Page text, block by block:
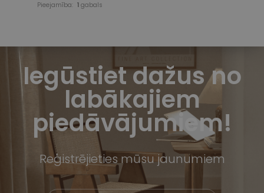
Pieejamība:
1 gabals
Iegūstiet dažus no
labākajiem
piedāvājumiem!
Reģistrējieties mūsu jaunumiem